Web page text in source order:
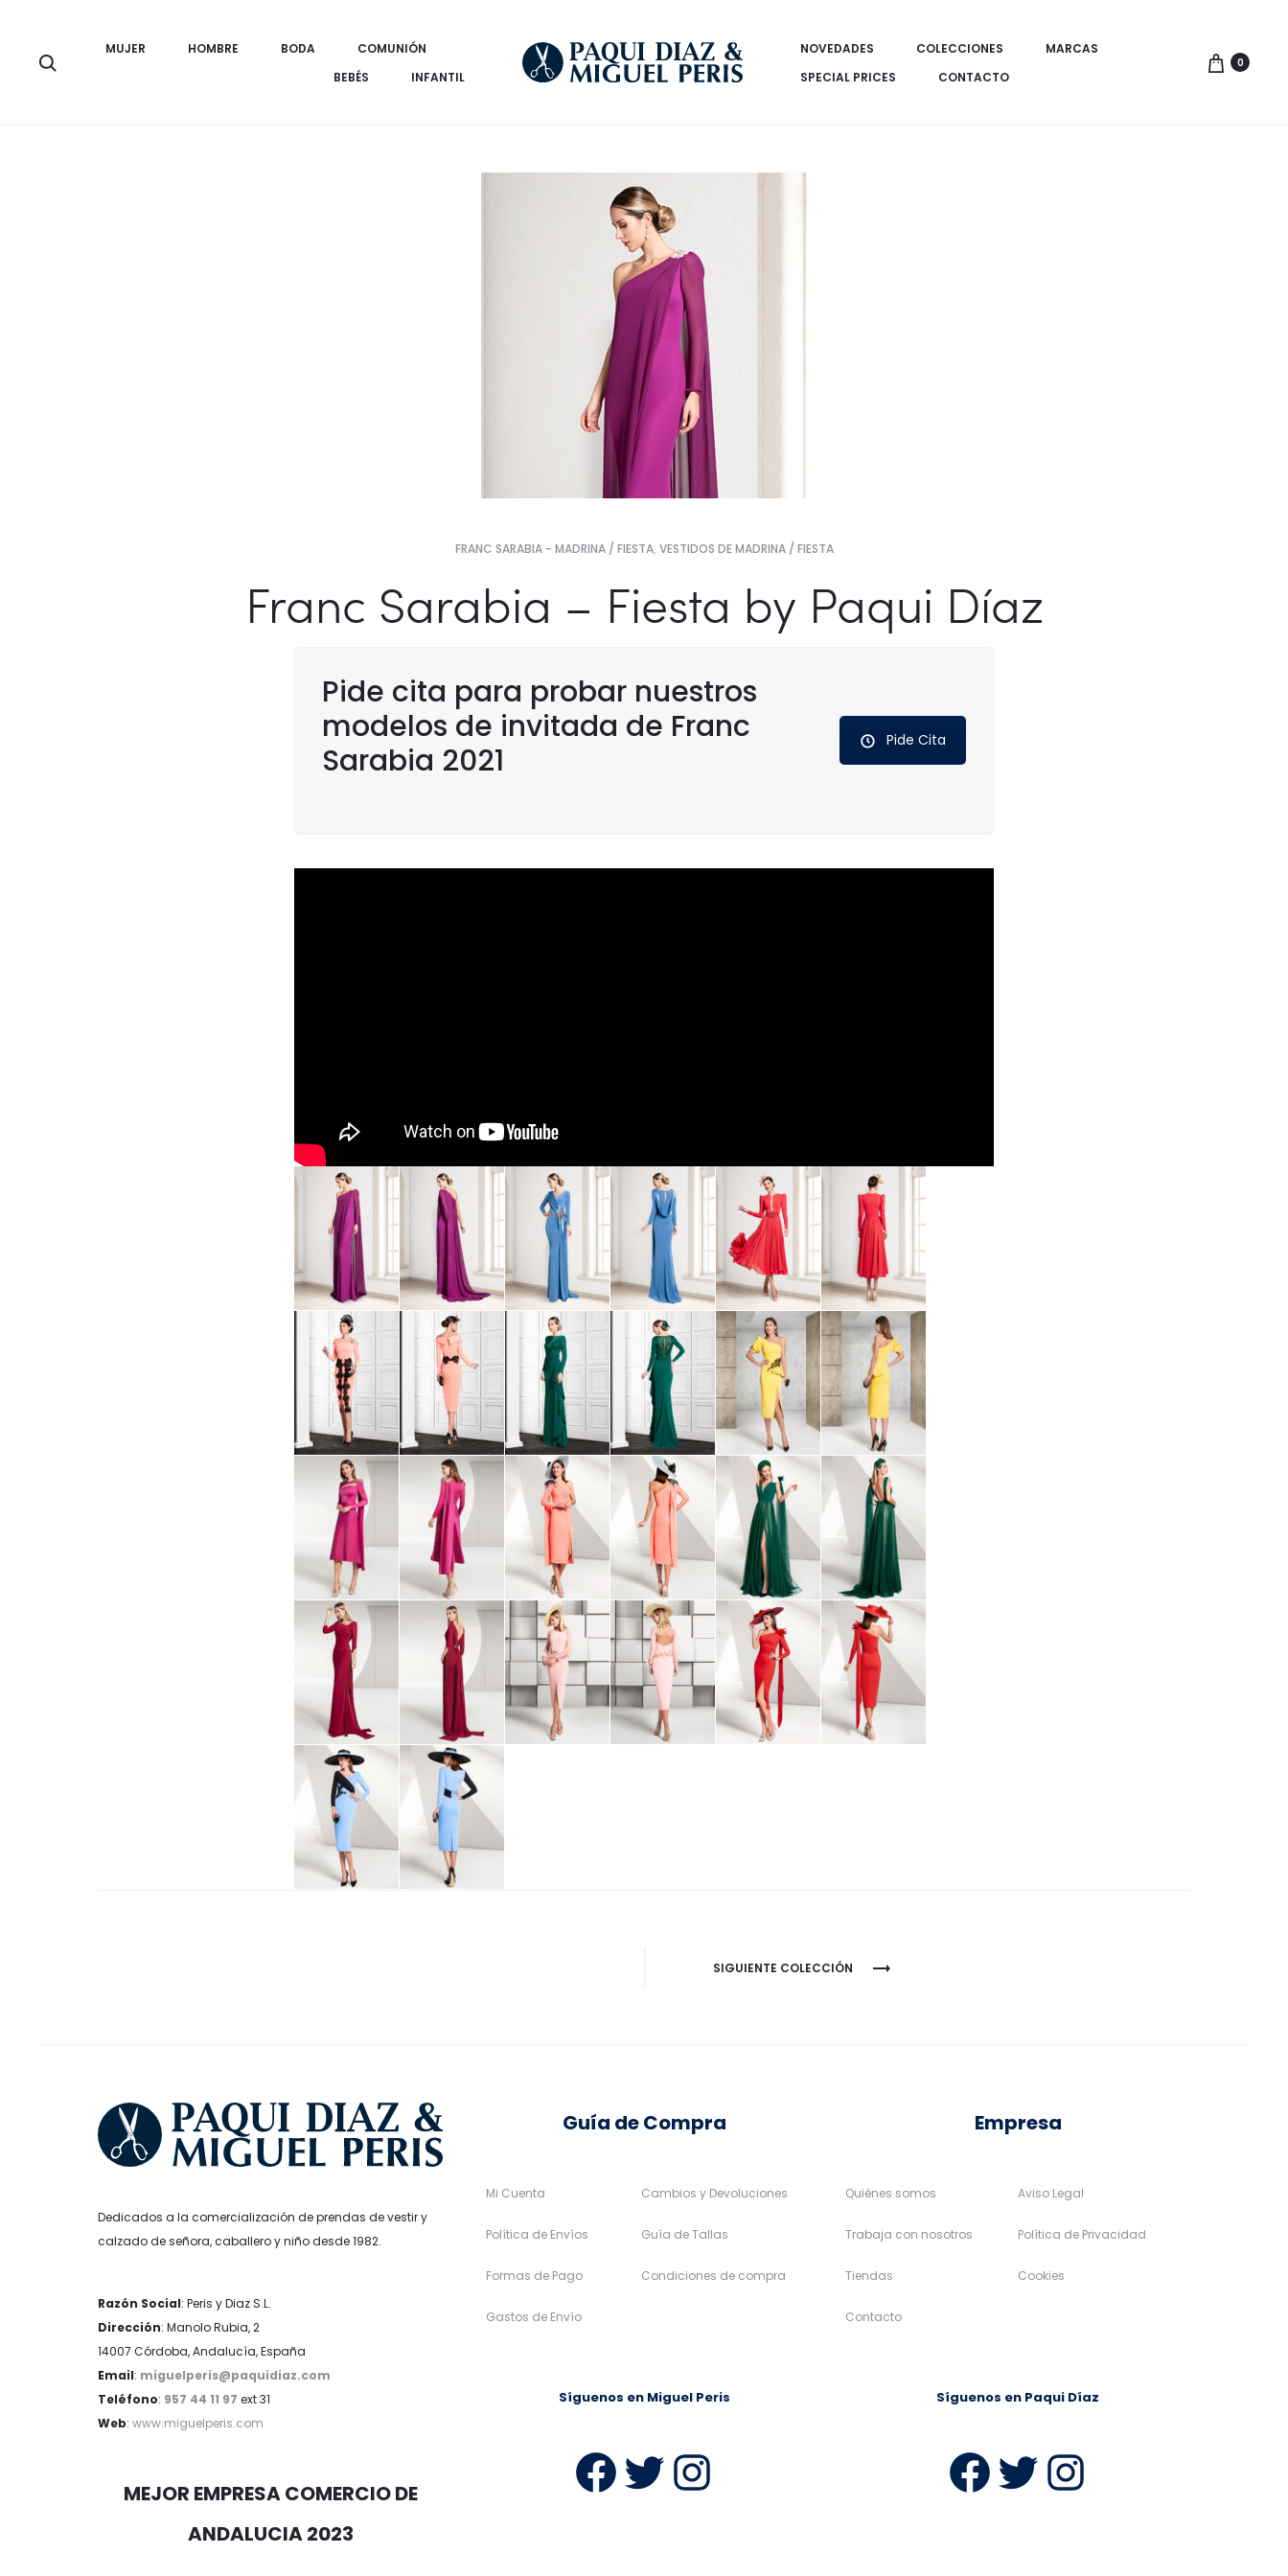
MUJER HOMBRE BODA
COMUNIÓN
BEBÉS
INFANTIL
NOVEDADES COLECCIONES
MARCAS
SPECIAL PRICES
CONTACTO
0
FRANC SARABIA - MADRINA / FIESTA, VESTIDOS DE MADRINA / FIESTA
Franc Sarabia – Fiesta by Paqui Díaz
Pide cita para probar nuestros
modelos de invitada de Franc
Sarabia 2021
Pide Cita
SIGUIENTE COLECCIÓN
Dedicados a la comercialización de prendas de vestir y
calzado de señora, caballero y niño desde 1982.
Razón Social: Peris y Diaz S.L.
Dirección: Manolo Rubia, 2
14007 Córdoba, Andalucía, España
Email: miguelperis@paquidiaz.com
Teléfono: 957 44 11 97 ext 31
Web: www.miguelperis.com
MEJOR EMPRESA COMERCIO DE
ANDALUCIA 2023
Guía de Compra
Mi Cuenta
Política de Envíos
Formas de Pago
Gastos de Envío
Cambios y Devoluciones
Guía de Tallas
Condiciones de compra
Síguenos en Miguel Peris
Facebook
Twitter
Instagram
Empresa
Quiénes somos
Trabaja con nosotros
Tiendas
Contacto
Aviso Legal
Política de Privacidad
Cookies
Síguenos en Paqui Díaz
Facebook
Twitter